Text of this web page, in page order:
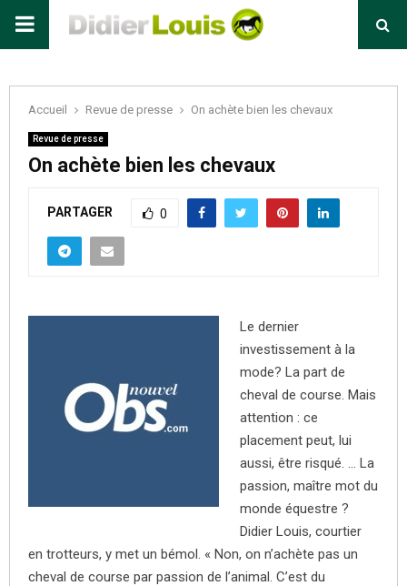
Primary
Accueil Revue de presse On achète bien les chevaux
Revue de presse
On achète bien les chevaux
PARTAGER 0
Le dernier
investissement à la
mode? La part de
cheval de course. Mais
attention : ce
placement peut, lui
aussi, être risqué. … La
passion, maître mot du
monde équestre ?
Didier Louis, courtier
en trotteurs, y met un bémol. « Non, on n’achète pas un
cheval de course par passion de l’animal. C’est du